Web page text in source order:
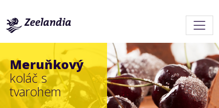
Meruňkový
koláč s
tvarohem